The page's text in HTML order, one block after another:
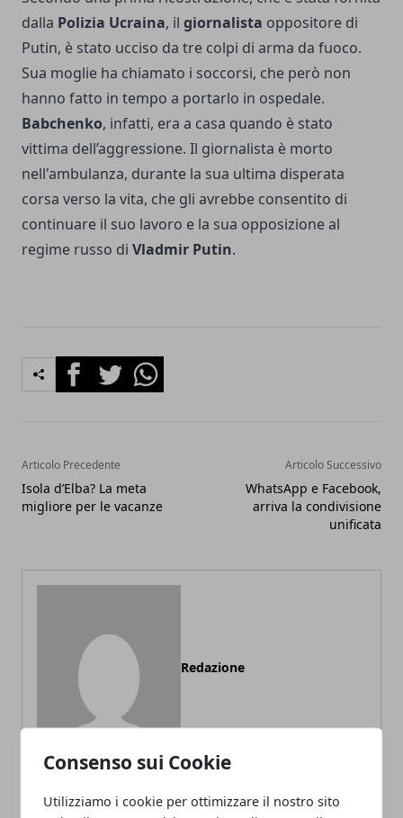
Consenso sui Cookie
Utilizziamo i cookie per ottimizzare il nostro sito
dalla Polizia Ucraina, il giornalista oppositore di
Putin, è stato ucciso da tre colpi di arma da fuoco.
Sua moglie ha chiamato i soccorsi, che però non
hanno fatto in tempo a portarlo in ospedale.
Babchenko, infatti, era a casa quando è stato
vittima dell’aggressione. Il giornalista è morto
nell'ambulanza, durante la sua ultima disperata
corsa verso la vita, che gli avrebbe consentito di
continuare il suo lavoro e la sua opposizione al
regime russo di Vladmir Putin.
FacebookTwitterWhatsapp
Articolo Precedente
Isola d’Elba? La meta
migliore per le vacanze
Articolo Successivo
WhatsApp e Facebook,
arriva la condivisione
unificata
Redazione